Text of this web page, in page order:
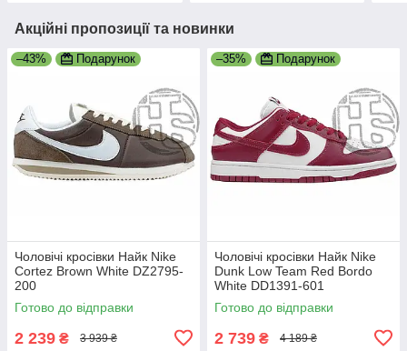
Акційні пропозиції та новинки
–43% Подарунок
Чоловічі кросівки Найк Nike
Cortez Brown White DZ2795-
200
Готово до відправки
2 239 ₴ 3 939 ₴
–35% Подарунок
Чоловічі кросівки Найк Nike
Dunk Low Team Red Bordo
White DD1391-601
Готово до відправки
2 739 ₴ 4 189 ₴